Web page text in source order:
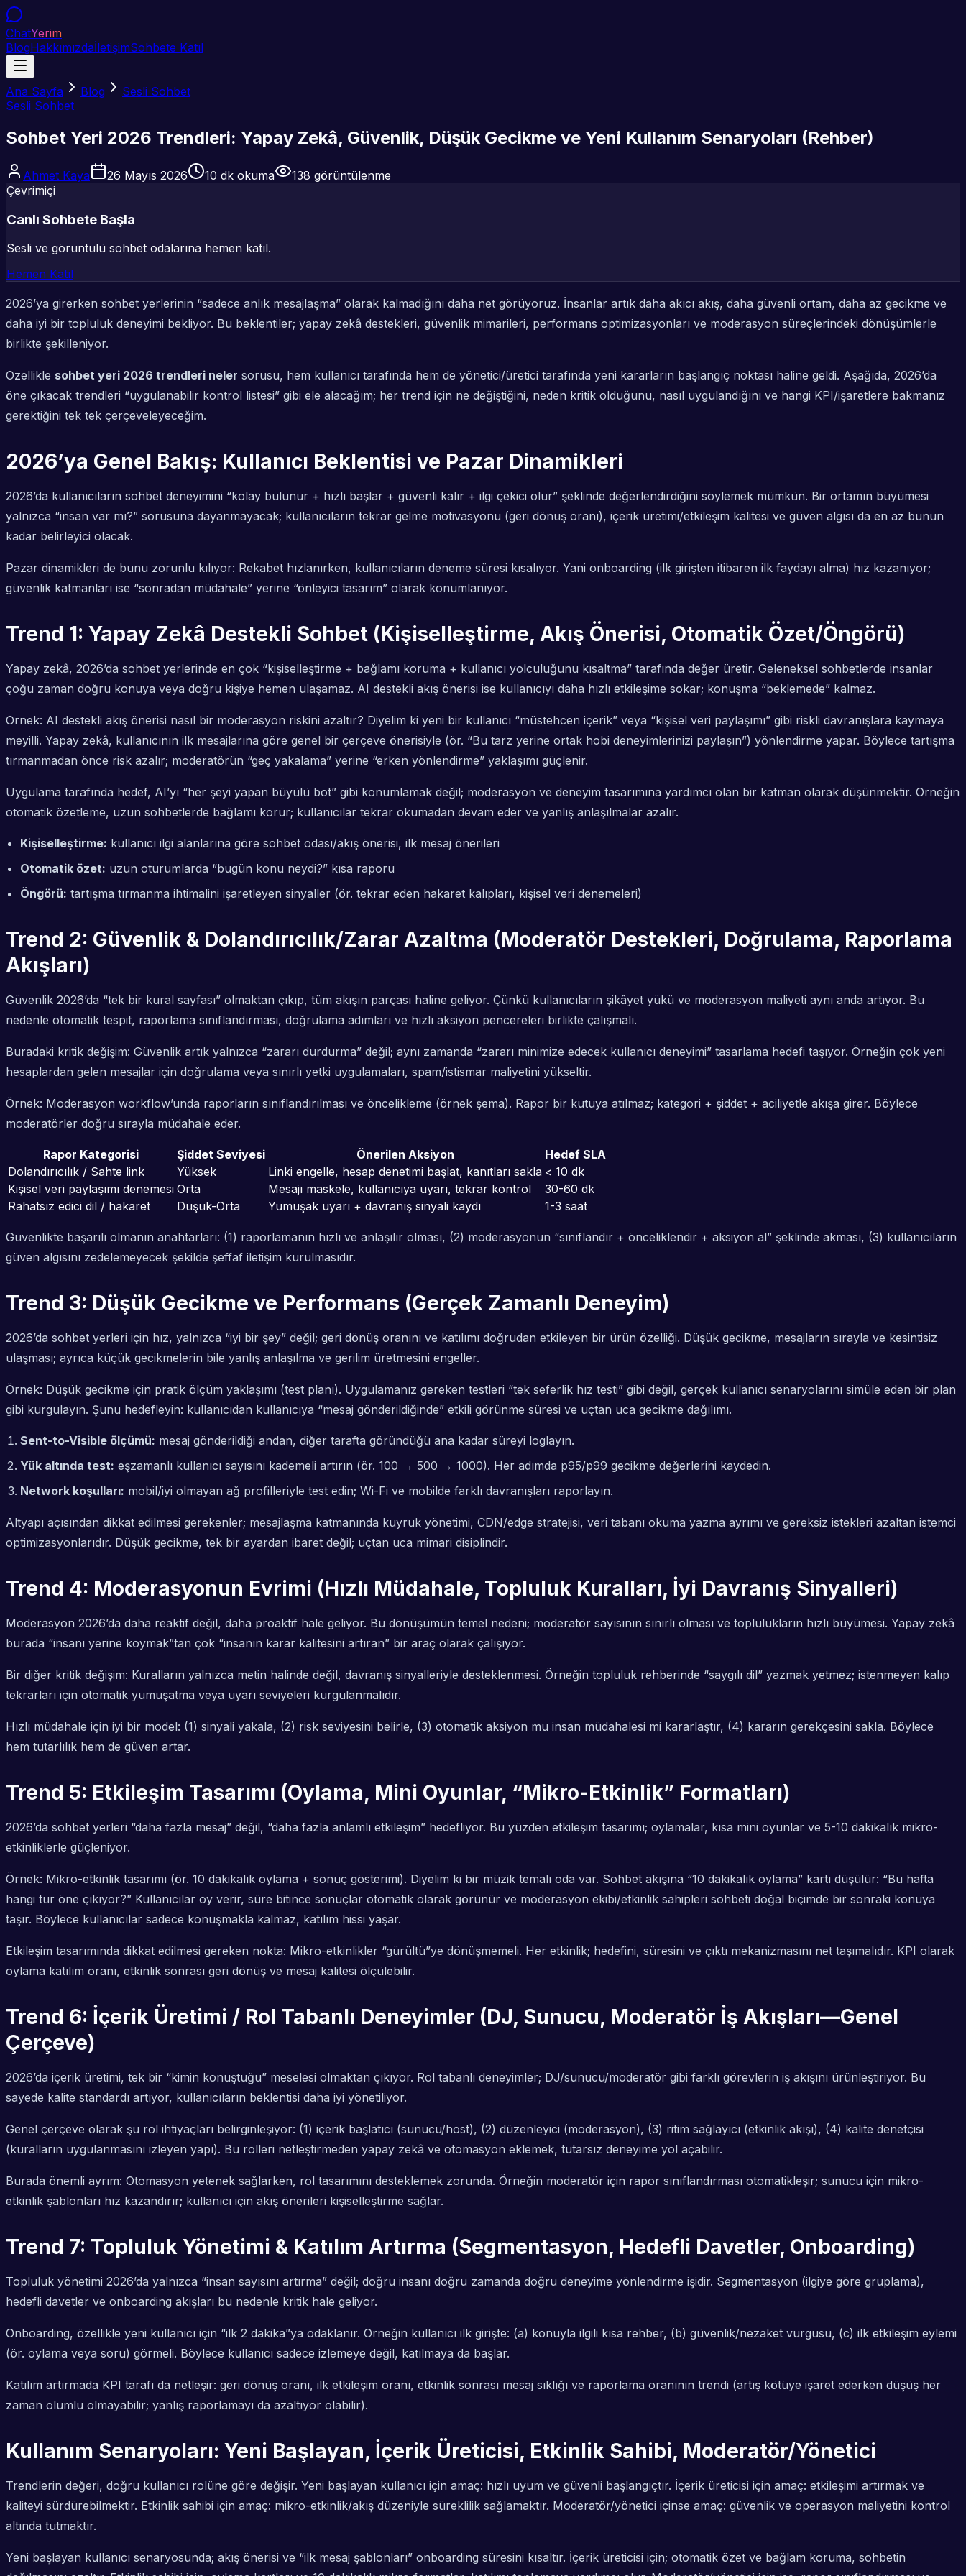
ChatYerim
BlogHakkımızdaİletişimSohbete Katıl
Ana Sayfa Blog
Sesli Sohbet
Sesli Sohbet
Sohbet Yeri 2026 Trendleri: Yapay Zekâ, Güvenlik, Düşük Gecikme ve Yeni Kullanım Senaryoları (Rehber)
Ahmet Kaya 26 Mayıs 2026 10 dk okuma 138 görüntülenme
Çevrimiçi
Canlı Sohbete Başla
Sesli ve görüntülü sohbet odalarına hemen katıl.
Hemen Katıl
2026’ya girerken sohbet yerlerinin “sadece anlık mesajlaşma” olarak kalmadığını daha net görüyoruz. İnsanlar artık daha akıcı akış, daha güvenli ortam, daha az gecikme ve
daha iyi bir topluluk deneyimi bekliyor. Bu beklentiler; yapay zekâ destekleri, güvenlik mimarileri, performans optimizasyonları ve moderasyon süreçlerindeki dönüşümlerle
birlikte şekilleniyor.
Özellikle sohbet yeri 2026 trendleri neler sorusu, hem kullanıcı tarafında hem de yönetici/üretici tarafında yeni kararların başlangıç noktası haline geldi. Aşağıda, 2026’da
öne çıkacak trendleri “uygulanabilir kontrol listesi” gibi ele alacağım; her trend için ne değiştiğini, neden kritik olduğunu, nasıl uygulandığını ve hangi KPI/işaretlere bakmanız
gerektiğini tek tek çerçeveleyeceğim.
2026’ya Genel Bakış: Kullanıcı Beklentisi ve Pazar Dinamikleri
2026’da kullanıcıların sohbet deneyimini “kolay bulunur + hızlı başlar + güvenli kalır + ilgi çekici olur” şeklinde değerlendirdiğini söylemek mümkün. Bir ortamın büyümesi
yalnızca “insan var mı?” sorusuna dayanmayacak; kullanıcıların tekrar gelme motivasyonu (geri dönüş oranı), içerik üretimi/etkileşim kalitesi ve güven algısı da en az bunun
kadar belirleyici olacak.
Pazar dinamikleri de bunu zorunlu kılıyor: Rekabet hızlanırken, kullanıcıların deneme süresi kısalıyor. Yani onboarding (ilk girişten itibaren ilk faydayı alma) hız kazanıyor;
güvenlik katmanları ise “sonradan müdahale” yerine “önleyici tasarım” olarak konumlanıyor.
Trend 1: Yapay Zekâ Destekli Sohbet (Kişiselleştirme, Akış Önerisi, Otomatik Özet/Öngörü)
Yapay zekâ, 2026’da sohbet yerlerinde en çok “kişiselleştirme + bağlamı koruma + kullanıcı yolculuğunu kısaltma” tarafında değer üretir. Geleneksel sohbetlerde insanlar
çoğu zaman doğru konuya veya doğru kişiye hemen ulaşamaz. AI destekli akış önerisi ise kullanıcıyı daha hızlı etkileşime sokar; konuşma “beklemede” kalmaz.
Örnek: AI destekli akış önerisi nasıl bir moderasyon riskini azaltır? Diyelim ki yeni bir kullanıcı “müstehcen içerik” veya “kişisel veri paylaşımı” gibi riskli davranışlara kaymaya
meyilli. Yapay zekâ, kullanıcının ilk mesajlarına göre genel bir çerçeve önerisiyle (ör. “Bu tarz yerine ortak hobi deneyimlerinizi paylaşın”) yönlendirme yapar. Böylece tartışma
tırmanmadan önce risk azalır; moderatörün “geç yakalama” yerine “erken yönlendirme” yaklaşımı güçlenir.
Uygulama tarafında hedef, AI’yı “her şeyi yapan büyülü bot” gibi konumlamak değil; moderasyon ve deneyim tasarımına yardımcı olan bir katman olarak düşünmektir. Örneğin
otomatik özetleme, uzun sohbetlerde bağlamı korur; kullanıcılar tekrar okumadan devam eder ve yanlış anlaşılmalar azalır.
Kişiselleştirme: kullanıcı ilgi alanlarına göre sohbet odası/akış önerisi, ilk mesaj önerileri
Otomatik özet: uzun oturumlarda “bugün konu neydi?” kısa raporu
Öngörü: tartışma tırmanma ihtimalini işaretleyen sinyaller (ör. tekrar eden hakaret kalıpları, kişisel veri denemeleri)
Trend 2: Güvenlik & Dolandırıcılık/Zarar Azaltma (Moderatör Destekleri, Doğrulama, Raporlama
Akışları)
Güvenlik 2026’da “tek bir kural sayfası” olmaktan çıkıp, tüm akışın parçası haline geliyor. Çünkü kullanıcıların şikâyet yükü ve moderasyon maliyeti aynı anda artıyor. Bu
nedenle otomatik tespit, raporlama sınıflandırması, doğrulama adımları ve hızlı aksiyon pencereleri birlikte çalışmalı.
Buradaki kritik değişim: Güvenlik artık yalnızca “zararı durdurma” değil; aynı zamanda “zararı minimize edecek kullanıcı deneyimi” tasarlama hedefi taşıyor. Örneğin çok yeni
hesaplardan gelen mesajlar için doğrulama veya sınırlı yetki uygulamaları, spam/istismar maliyetini yükseltir.
Örnek: Moderasyon workflow’unda raporların sınıflandırılması ve öncelikleme (örnek şema). Rapor bir kutuya atılmaz; kategori + şiddet + aciliyetle akışa girer. Böylece
moderatörler doğru sırayla müdahale eder.
Rapor Kategorisi Şiddet Seviyesi Önerilen Aksiyon
Hedef SLA
Dolandırıcılık / Sahte link
Yüksek Linki engelle, hesap denetimi başlat, kanıtları sakla < 10 dk
Kişisel veri paylaşımı denemesi Orta Mesajı maskele, kullanıcıya uyarı, tekrar kontrol
30-60 dk
Rahatsız edici dil / hakaret
Düşük-Orta Yumuşak uyarı + davranış sinyali kaydı 1-3 saat
Güvenlikte başarılı olmanın anahtarları: (1) raporlamanın hızlı ve anlaşılır olması, (2) moderasyonun “sınıflandır + önceliklendir + aksiyon al” şeklinde akması, (3) kullanıcıların
güven algısını zedelemeyecek şekilde şeffaf iletişim kurulmasıdır.
Trend 3: Düşük Gecikme ve Performans (Gerçek Zamanlı Deneyim)
2026’da sohbet yerleri için hız, yalnızca “iyi bir şey” değil; geri dönüş oranını ve katılımı doğrudan etkileyen bir ürün özelliği. Düşük gecikme, mesajların sırayla ve kesintisiz
ulaşması; ayrıca küçük gecikmelerin bile yanlış anlaşılma ve gerilim üretmesini engeller.
Örnek: Düşük gecikme için pratik ölçüm yaklaşımı (test planı). Uygulamanız gereken testleri “tek seferlik hız testi” gibi değil, gerçek kullanıcı senaryolarını simüle eden bir plan
gibi kurgulayın. Şunu hedefleyin: kullanıcıdan kullanıcıya “mesaj gönderildiğinde” etkili görünme süresi ve uçtan uca gecikme dağılımı.
Sent-to-Visible ölçümü: mesaj gönderildiği andan, diğer tarafta göründüğü ana kadar süreyi loglayın.
Yük altında test: eşzamanlı kullanıcı sayısını kademeli artırın (ör. 100 → 500 → 1000). Her adımda p95/p99 gecikme değerlerini kaydedin.
Network koşulları: mobil/iyi olmayan ağ profilleriyle test edin; Wi-Fi ve mobilde farklı davranışları raporlayın.
Altyapı açısından dikkat edilmesi gerekenler; mesajlaşma katmanında kuyruk yönetimi, CDN/edge stratejisi, veri tabanı okuma yazma ayrımı ve gereksiz istekleri azaltan istemci
optimizasyonlarıdır. Düşük gecikme, tek bir ayardan ibaret değil; uçtan uca mimari disiplindir.
Trend 4: Moderasyonun Evrimi (Hızlı Müdahale, Topluluk Kuralları, İyi Davranış Sinyalleri)
Moderasyon 2026’da daha reaktif değil, daha proaktif hale geliyor. Bu dönüşümün temel nedeni; moderatör sayısının sınırlı olması ve toplulukların hızlı büyümesi. Yapay zekâ
burada “insanı yerine koymak”tan çok “insanın karar kalitesini artıran” bir araç olarak çalışıyor.
Bir diğer kritik değişim: Kuralların yalnızca metin halinde değil, davranış sinyalleriyle desteklenmesi. Örneğin topluluk rehberinde “saygılı dil” yazmak yetmez; istenmeyen kalıp
tekrarları için otomatik yumuşatma veya uyarı seviyeleri kurgulanmalıdır.
Hızlı müdahale için iyi bir model: (1) sinyali yakala, (2) risk seviyesini belirle, (3) otomatik aksiyon mu insan müdahalesi mi kararlaştır, (4) kararın gerekçesini sakla. Böylece
hem tutarlılık hem de güven artar.
Trend 5: Etkileşim Tasarımı (Oylama, Mini Oyunlar, “Mikro-Etkinlik” Formatları)
2026’da sohbet yerleri “daha fazla mesaj” değil, “daha fazla anlamlı etkileşim” hedefliyor. Bu yüzden etkileşim tasarımı; oylamalar, kısa mini oyunlar ve 5-10 dakikalık mikro-
etkinliklerle güçleniyor.
Örnek: Mikro-etkinlik tasarımı (ör. 10 dakikalık oylama + sonuç gösterimi). Diyelim ki bir müzik temalı oda var. Sohbet akışına “10 dakikalık oylama” kartı düşülür: “Bu hafta
hangi tür öne çıkıyor?” Kullanıcılar oy verir, süre bitince sonuçlar otomatik olarak görünür ve moderasyon ekibi/etkinlik sahipleri sohbeti doğal biçimde bir sonraki konuya
taşır. Böylece kullanıcılar sadece konuşmakla kalmaz, katılım hissi yaşar.
Etkileşim tasarımında dikkat edilmesi gereken nokta: Mikro-etkinlikler “gürültü”ye dönüşmemeli. Her etkinlik; hedefini, süresini ve çıktı mekanizmasını net taşımalıdır. KPI olarak
oylama katılım oranı, etkinlik sonrası geri dönüş ve mesaj kalitesi ölçülebilir.
Trend 6: İçerik Üretimi / Rol Tabanlı Deneyimler (DJ, Sunucu, Moderatör İş Akışları—Genel
Çerçeve)
2026’da içerik üretimi, tek bir “kimin konuştuğu” meselesi olmaktan çıkıyor. Rol tabanlı deneyimler; DJ/sunucu/moderatör gibi farklı görevlerin iş akışını ürünleştiriyor. Bu
sayede kalite standardı artıyor, kullanıcıların beklentisi daha iyi yönetiliyor.
Genel çerçeve olarak şu rol ihtiyaçları belirginleşiyor: (1) içerik başlatıcı (sunucu/host), (2) düzenleyici (moderasyon), (3) ritim sağlayıcı (etkinlik akışı), (4) kalite denetçisi
(kuralların uygulanmasını izleyen yapı). Bu rolleri netleştirmeden yapay zekâ ve otomasyon eklemek, tutarsız deneyime yol açabilir.
Burada önemli ayrım: Otomasyon yetenek sağlarken, rol tasarımını desteklemek zorunda. Örneğin moderatör için rapor sınıflandırması otomatikleşir; sunucu için mikro-
etkinlik şablonları hız kazandırır; kullanıcı için akış önerileri kişiselleştirme sağlar.
Trend 7: Topluluk Yönetimi & Katılım Artırma (Segmentasyon, Hedefli Davetler, Onboarding)
Topluluk yönetimi 2026’da yalnızca “insan sayısını artırma” değil; doğru insanı doğru zamanda doğru deneyime yönlendirme işidir. Segmentasyon (ilgiye göre gruplama),
hedefli davetler ve onboarding akışları bu nedenle kritik hale geliyor.
Onboarding, özellikle yeni kullanıcı için “ilk 2 dakika”ya odaklanır. Örneğin kullanıcı ilk girişte: (a) konuyla ilgili kısa rehber, (b) güvenlik/nezaket vurgusu, (c) ilk etkileşim eylemi
(ör. oylama veya soru) görmeli. Böylece kullanıcı sadece izlemeye değil, katılmaya da başlar.
Katılım artırmada KPI tarafı da netleşir: geri dönüş oranı, ilk etkileşim oranı, etkinlik sonrası mesaj sıklığı ve raporlama oranının trendi (artış kötüye işaret ederken düşüş her
zaman olumlu olmayabilir; yanlış raporlamayı da azaltıyor olabilir).
Kullanım Senaryoları: Yeni Başlayan, İçerik Üreticisi, Etkinlik Sahibi, Moderatör/Yönetici
Trendlerin değeri, doğru kullanıcı rolüne göre değişir. Yeni başlayan kullanıcı için amaç: hızlı uyum ve güvenli başlangıçtır. İçerik üreticisi için amaç: etkileşimi artırmak ve
kaliteyi sürdürebilmektir. Etkinlik sahibi için amaç: mikro-etkinlik/akış düzeniyle süreklilik sağlamaktır. Moderatör/yönetici içinse amaç: güvenlik ve operasyon maliyetini kontrol
altında tutmaktır.
Yeni başlayan kullanıcı senaryosunda; akış önerisi ve “ilk mesaj şablonları” onboarding süresini kısaltır. İçerik üreticisi için; otomatik özet ve bağlam koruma, sohbetin